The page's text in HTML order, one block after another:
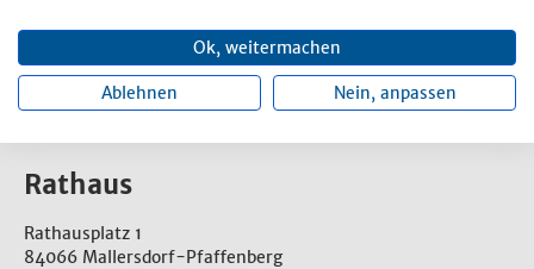
Ok, weitermachen
Ablehnen Nein, anpassen
Rathaus
Rathausplatz 1
84066 Mallersdorf-Pfaffenberg